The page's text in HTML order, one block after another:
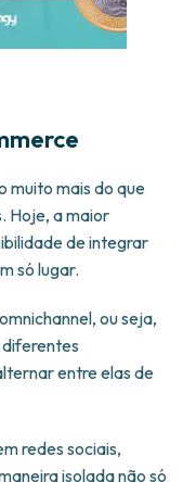
muito mais do que
Hoje, a maior
de integrar
só lugar.
ou seja,
entre elas de
redes sociais,
isolada não só